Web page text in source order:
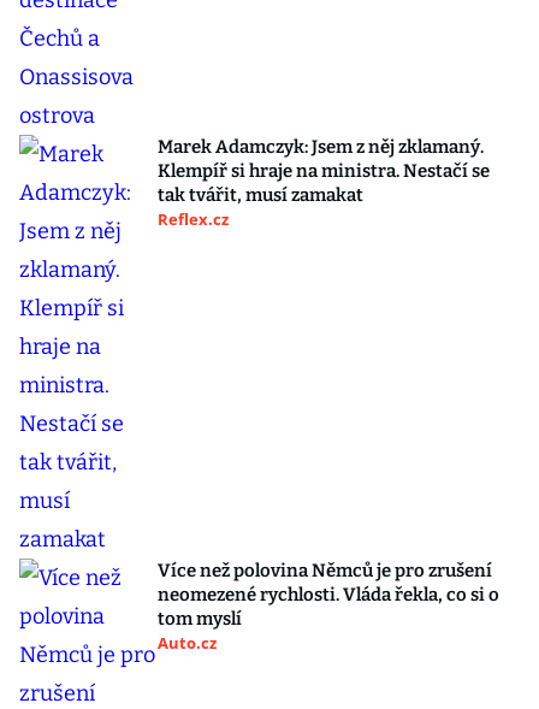
Marek Adamczyk: Jsem z něj zklamaný.
Klempíř si hraje na ministra. Nestačí se
tak tvářit, musí zamakat
Reflex.cz
Více než polovina Němců je pro zrušení
neomezené rychlosti. Vláda řekla, co si o
tom myslí
Auto.cz